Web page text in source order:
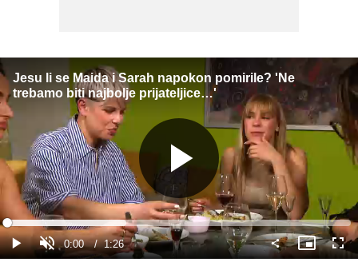
Jesu li se Maida i Sarah napokon pomirile? 'Ne
trebamo biti najbolje prijateljice…'
Gledaj
GledajUpali
zvuk
Current
0:00 / Duration
1:26
Loaded:
34.67%
Slika
u